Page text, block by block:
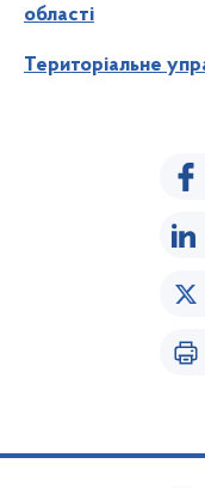
області
Територіальне